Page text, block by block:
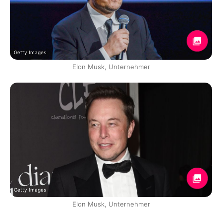
Getty Images
Elon Musk, Unternehmer
Getty Images
Elon Musk, Unternehmer